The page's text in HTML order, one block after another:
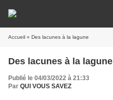
Accueil » Des lacunes à la lagune
Des lacunes à la lagune
Publié le 04/03/2022 à 21:33
Par QUI VOUS SAVEZ